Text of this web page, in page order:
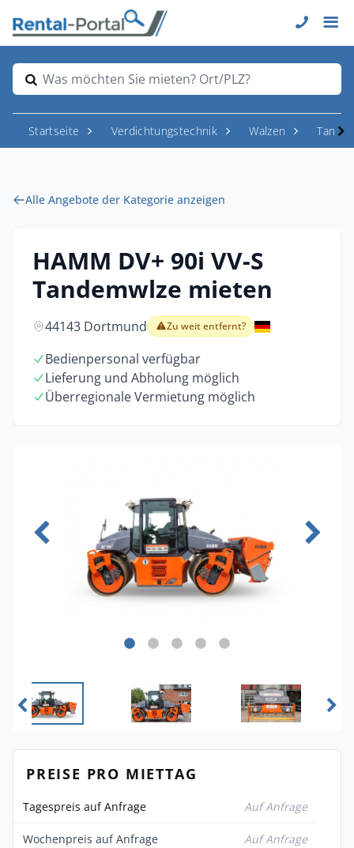
Was möchten Sie mieten? Ort/PLZ?
Startseite Verdichtungstechnik Walzen
Alle Angebote der Kategorie anzeigen
HAMM DV+ 90i VV-S
Tandemwlze mieten
44143 Dortmund Zu weit entfernt?
Bedienpersonal verfügbar
Lieferung und Abholung möglich
Überregionale Vermietung möglich
PREISE PRO MIETTAG
Tagespreis auf Anfrage Auf Anfrage
Wochenpreis auf Anfrage Auf Anfrage